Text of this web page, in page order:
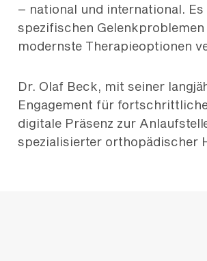
– national und international.
spezifischen
modernste Therapieoptionen
Dr. Olaf Beck, mit seiner
Engagement für
digitale Präsenz zur
spezialisierter orthopädischer